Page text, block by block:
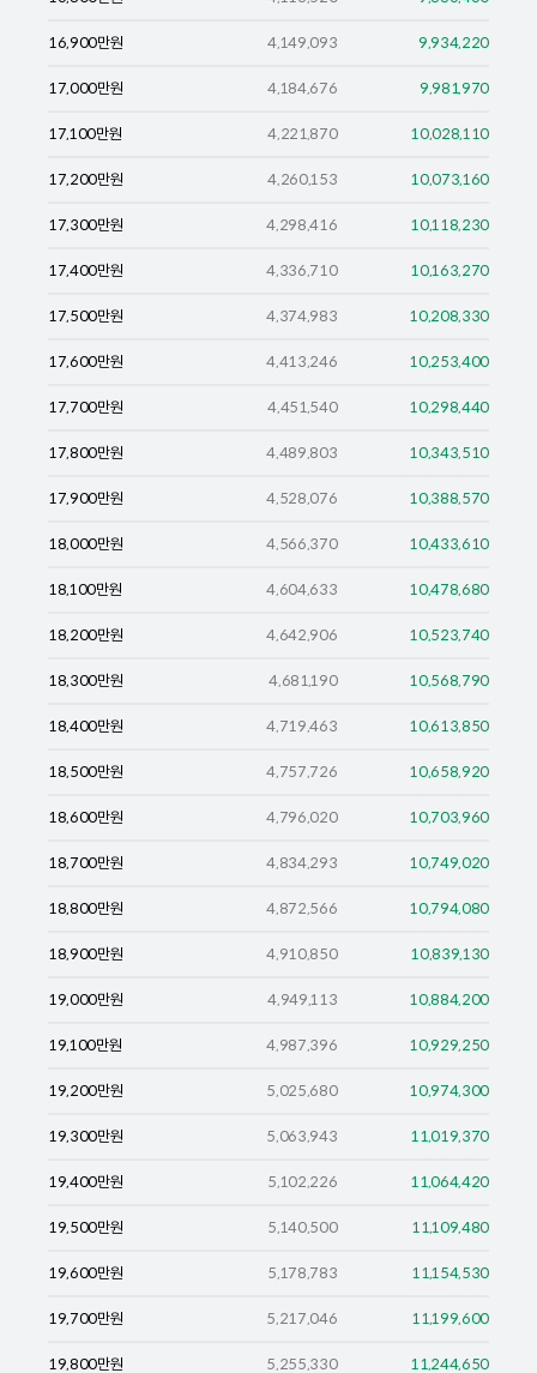
16,900만원 4,149,093 9,934,220
17,000만원 4,184,676 9,981,970
17,100만원 4,221,870 10,028,110
17,200만원 4,260,153 10,073,160
17,300만원 4,298,416 10,118,230
17,400만원 4,336,710 10,163,270
17,500만원 4,374,983 10,208,330
17,600만원 4,413,246 10,253,400
17,700만원 4,451,540 10,298,440
17,800만원 4,489,803 10,343,510
17,900만원 4,528,076 10,388,570
18,000만원 4,566,370 10,433,610
18,100만원 4,604,633 10,478,680
18,200만원 4,642,906 10,523,740
18,300만원 4,681,190 10,568,790
18,400만원 4,719,463 10,613,850
18,500만원 4,757,726 10,658,920
18,600만원 4,796,020 10,703,960
18,700만원 4,834,293 10,749,020
18,800만원 4,872,566 10,794,080
18,900만원 4,910,850 10,839,130
19,000만원 4,949,113 10,884,200
19,100만원 4,987,396 10,929,250
19,200만원 5,025,680 10,974,300
19,300만원 5,063,943 11,019,370
19,400만원 5,102,226 11,064,420
19,500만원 5,140,500 11,109,480
19,600만원 5,178,783 11,154,530
19,700만원 5,217,046 11,199,600
19,800만원 5,255,330 11,244,650